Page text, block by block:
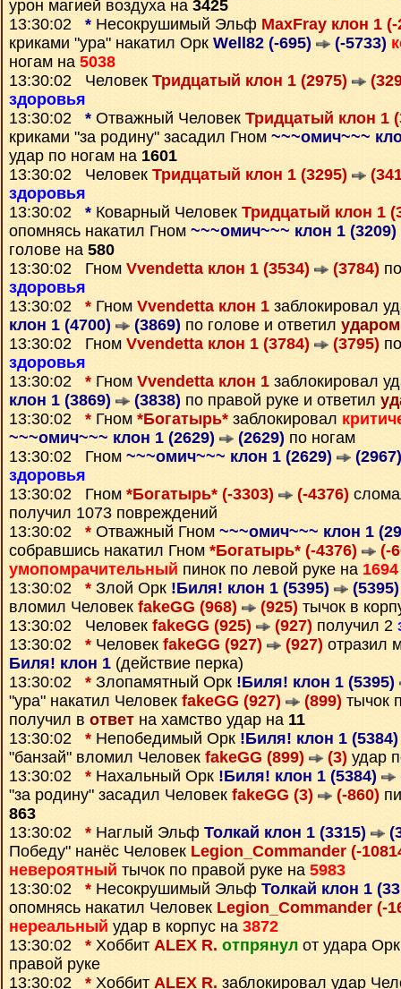
урон магией воздуха на 3425
13:30:02 * Несокрушимый Эльф MaxFray клон 1
криками "ура" накатил Орк Well82 (-695) (-5733)
ногам на 5038
13:30:02 Человек Тридцатый клон 1 (2975)
здоровья
13:30:02 * Отважный Человек Тридцатый клон 1
криками "за родину" засадил Гном ~~~омич~~~
удар по ногам на 1601
13:30:02 Человек Тридцатый клон 1 (3295)
здоровья
13:30:02 * Коварный Человек Тридцатый клон 1
опомнясь накатил Гном ~~~омич~~~ клон 1 (3209)
голове на 580
13:30:02 Гном Vvendetta клон 1 (3534) (3784)
здоровья
13:30:02 * Гном Vvendetta клон 1 заблокировал
клон 1 (4700)
(3869) по голове и ответил ударом
13:30:02 Гном Vvendetta клон 1 (3784) (3795)
здоровья
13:30:02 * Гном Vvendetta клон 1 заблокировал
клон 1 (3869)
(3838) по правой руке и ответил
13:30:02 * Гном *Богатырь* заблокировал
~~~омич~~~ клон 1 (2629)
(2629) по ногам
13:30:02 Гном ~~~омич~~~ клон 1 (2629)
(2967)
здоровья
13:30:02 Гном *Богатырь* (-3303) (-4376)
получил 1073 повреждений
13:30:02 * Отважный Гном ~~~омич~~~ клон 1
собравшись накатил Гном *Богатырь* (-4376)
(-
умопомрачительный пинок по левой руке на 1694
13:30:02 * Злой Орк !Биля! клон 1 (5395) (5395)
вломил Человек fakeGG (968) (925) тычок в
13:30:02 Человек fakeGG (925) (927) получил 2
13:30:02 * Человек fakeGG (927) (927) отразил
Биля! клон 1 (действие перка)
13:30:02 * Злопамятный Орк !Биля! клон 1 (5395)
"ура" накатил Человек fakeGG (927) (899) тычок
получил в ответ на хамство удар на 11
13:30:02 * Непобедимый Орк !Биля! клон 1
"банзай" вломил Человек fakeGG (899) (3) удар
13:30:02 * Нахальный Орк !Биля! клон 1 (5384)
"за родину" засадил Человек fakeGG (3) (-860)
863
13:30:02 * Наглый Эльф Толкай клон 1 (3315)
Победу" нанёс Человек Legion_Commander (-
невероятный тычок по правой руке на 5983
13:30:02 * Несокрушимый Эльф Толкай клон 1
опомнясь накатил Человек Legion_Commander (-
нереальный удар в корпус на 3872
13:30:02 * Хоббит ALEX R. отпрянул от удара
правой руке
13:30:02 * Хоббит ALEX R. заблокировал удар